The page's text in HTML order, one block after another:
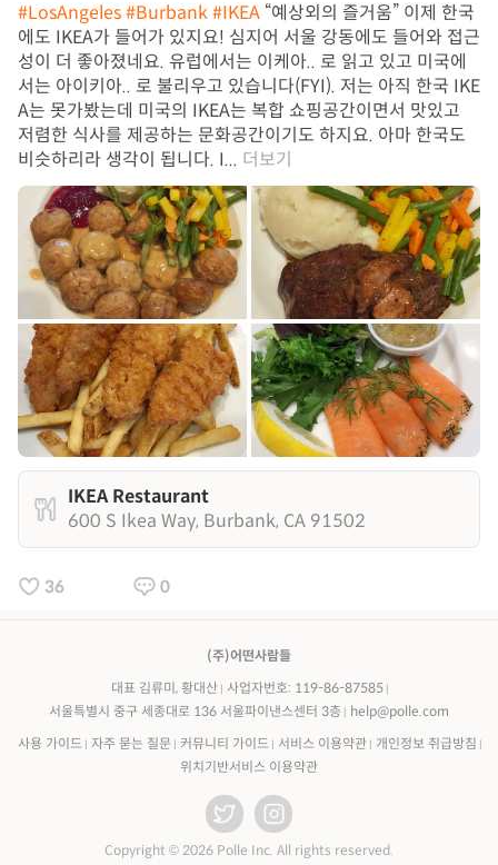
#LosAngeles#Burbank#IKEA “예상외의 즐거움” 이제 한국
에도 IKEA가 들어가 있지요! 심지어 서울 강동에도 들어와 접근
성이 더 좋아졌네요. 유럽에서는 이케아.. 로 읽고 있고 미국에
서는 아이키아.. 로 불리우고 있습니다(FYI). 저는 아직 한국 IKE
A는 못가봤는데 미국의 IKEA는 복합 쇼핑공간이면서 맛있고
저렴한 식사를 제공하는 문화공간이기도 하지요. 아마 한국도
비슷하리라 생각이 됩니다. I... 더보기
IKEA Restaurant
600 S Ikea Way, Burbank, CA 91502
36 0
(주)어떤사람들
대표 김류미, 황대산
사업자번호: 119-86-87585
서울특별시 중구 세종대로 136 서울파이낸스센터 3층
help@polle.com
사용 가이드 자주 묻는 질문 커뮤니티 가이드 서비스 이용약관
개인정보 취급방침
위치기반서비스 이용약관
Copyright © 2026 Polle Inc. All rights reserved.